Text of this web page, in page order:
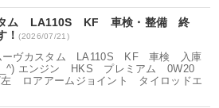
タム LA110S KF 車検・整備 終
！(2026/07/21)
ーヴカスタム LA110S KF 車検 入庫
エンジン HKS プレミアム 0W20
ロアアームジョイント タイロッドエ